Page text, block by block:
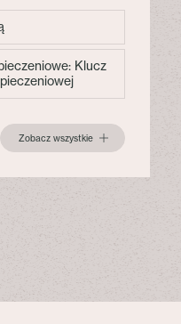
Klucz
Zobacz wszystkie